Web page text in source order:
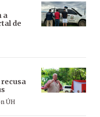
a
de
ÚH